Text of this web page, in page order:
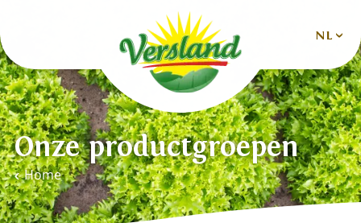
NL
Nederlands
Deutsch
English
Español
Onze productgroepen
Home